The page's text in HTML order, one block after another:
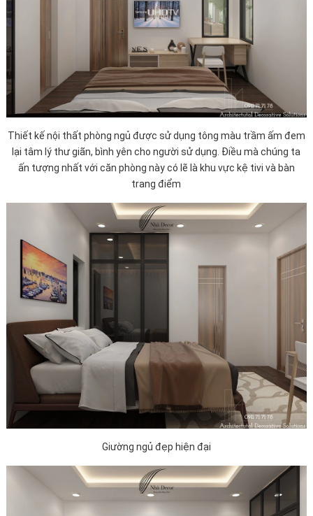
Thiết kế nội thất phòng ngủ được sử dụng tông màu trầm ấm đem
lại tâm lý thư giãn, bình yên cho người sử dụng. Điều mà chúng ta
ấn tượng nhất với căn phòng này có lẽ là khu vực kệ tivi và bàn
trang điểm
Giường ngủ đẹp hiện đại